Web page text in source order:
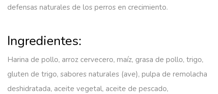
defensas naturales de los perros en crecimiento.
Ingredientes:
Harina de pollo, arroz cervecero, maíz, grasa de pollo, trigo,
gluten de trigo, sabores naturales (ave), pulpa de remolacha
deshidratada, aceite vegetal, aceite de pescado,